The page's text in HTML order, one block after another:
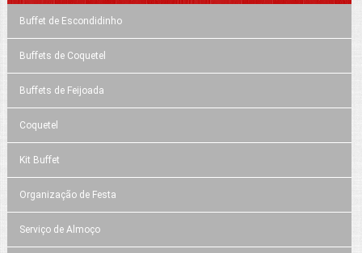
Buffet de Escondidinho
Buffets de Coquetel
Buffets de Feijoada
Coquetel
Kit Buffet
Organização de Festa
Serviço de Almoço